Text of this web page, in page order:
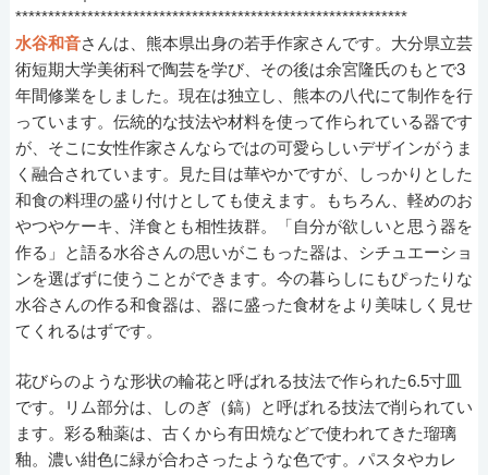
************************************************************
水谷和音さんは、熊本県出身の若手作家さんです。大分県立芸
術短期大学美術科で陶芸を学び、その後は余宮隆氏のもとで3
年間修業をしました。現在は独立し、熊本の八代にて制作を行
っています。伝統的な技法や材料を使って作られている器です
が、そこに女性作家さんならではの可愛らしいデザインがうま
く融合されています。見た目は華やかですが、しっかりとした
和食の料理の盛り付けとしても使えます。もちろん、軽めのお
やつやケーキ、洋食とも相性抜群。「自分が欲しいと思う器を
作る」と語る水谷さんの思いがこもった器は、シチュエーショ
ンを選ばずに使うことができます。今の暮らしにもぴったりな
水谷さんの作る和食器は、器に盛った食材をより美味しく見せ
てくれるはずです。
花びらのような形状の輪花と呼ばれる技法で作られた6.5寸皿
です。リム部分は、しのぎ（鎬）と呼ばれる技法で削られてい
ます。彩る釉薬は、古くから有田焼などで使われてきた瑠璃
釉。濃い紺色に緑が合わさったような色です。パスタやカレ